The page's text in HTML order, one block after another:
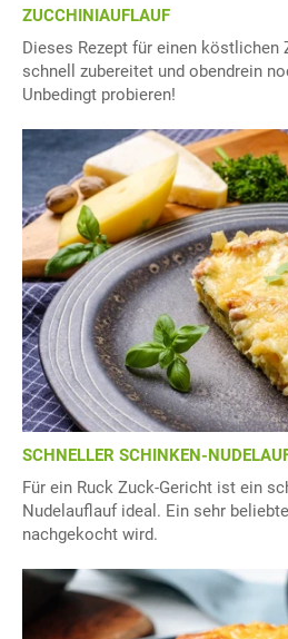
ZUCCHINIAUFLAUF
Dieses Rezept für einen
schnell zubereitet und obendrein
Unbedingt probieren!
SCHNELLER SCHINKEN-
Für ein Ruck Zuck-Gericht ist ein
Nudelauflauf ideal. Ein sehr
nachgekocht wird.